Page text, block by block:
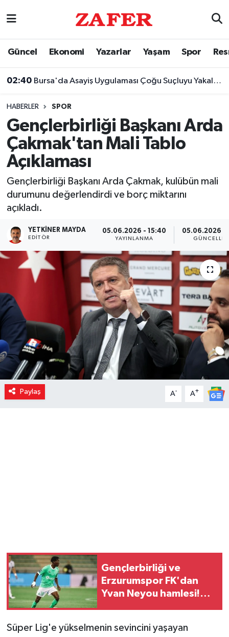
Güncel Ekonomi Yazarlar Yaşam Spor
02:40 Bursa'da Asayiş Uygulaması Çoğu Suçluyu Yakalattı
HABERLER SPOR
Gençlerbirliği Başkanı Arda
Çakmak'tan Mali Tablo
Açıklaması
Gençlerbirliği Başkanı Arda Çakmak, kulübün mali
durumunu değerlendirdi ve borç miktarını
açıkladı.
YETKINER MAYDA
EDITÖR
05.06.2026 - 15:40
YAYINLANMA
05.06.2026 -
Paylaş A- A+
Gençlerbirliği ve
Erzurumspor FK'dan
Yvan Neyou hamlesi!
Süper Lig'e yükselmenin sevincini yaşayan
Nöbetçi Eczaneler
Trafik Durumu
Süper Lig Puan Durumu ve Fikstür
Tüm Manşetler
Son Dakika Haberleri